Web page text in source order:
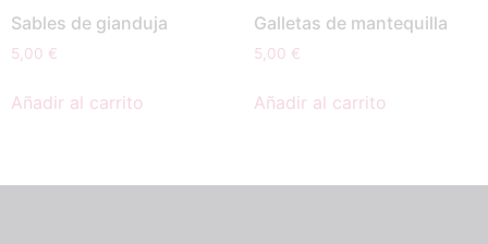
Sables de gianduja
5,00 €
Añadir al carrito
Galletas de mantequilla
5,00 €
Añadir al carrito